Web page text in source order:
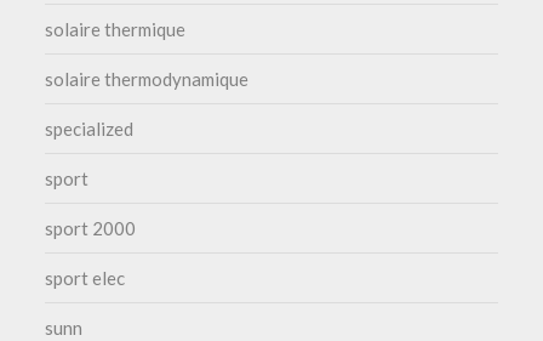
solaire thermique
solaire thermodynamique
specialized
sport
sport 2000
sport elec
sunn